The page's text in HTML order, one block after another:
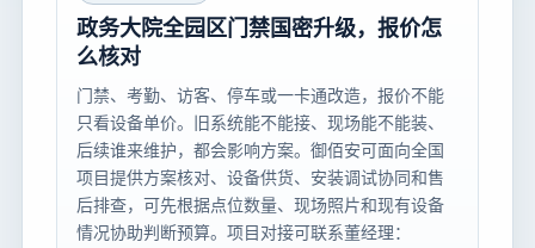
政务大院全园区门禁国密升级，报价怎
么核对
门禁、考勤、访客、停车或一卡通改造，报价不能
只看设备单价。旧系统能不能接、现场能不能装、
后续谁来维护，都会影响方案。御佰安可面向全国
项目提供方案核对、设备供货、安装调试协同和售
后排查，可先根据点位数量、现场照片和现有设备
情况协助判断预算。项目对接可联系董经理：